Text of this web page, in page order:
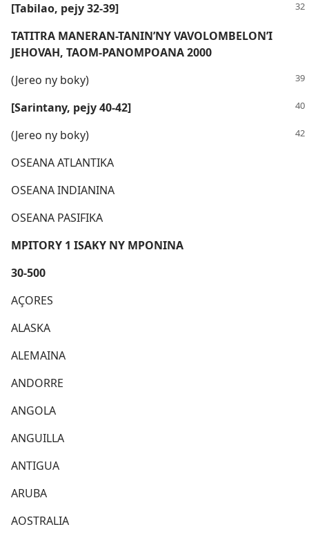
[Tabilao, pejy 32-39]
TATITRA MANERAN-TANIN’NY VAVOLOMBELON’I
JEHOVAH, TAOM-PANOMPOANA 2000
(Jereo ny boky)
[Sarintany, pejy 40-42]
(Jereo ny boky)
OSEANA ATLANTIKA
OSEANA INDIANINA
OSEANA PASIFIKA
MPITORY 1 ISAKY NY MPONINA
30-500
AÇORES
ALASKA
ALEMAINA
ANDORRE
ANGOLA
ANGUILLA
ANTIGUA
ARUBA
AOSTRALIA